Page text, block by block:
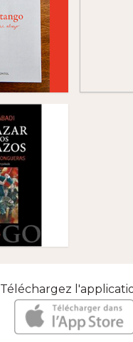
Téléchargez